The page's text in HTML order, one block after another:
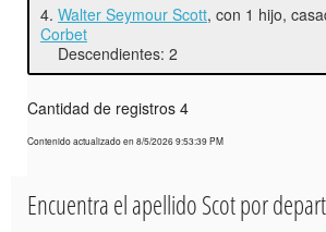
4. Walter Seymour Scott, con 1 hijo,
Corbet
Descendientes: 2
Cantidad de registros 4
Contenido actualizado en 8/5/2026 9:53:39 PM
Encuentra el apellido Scot por